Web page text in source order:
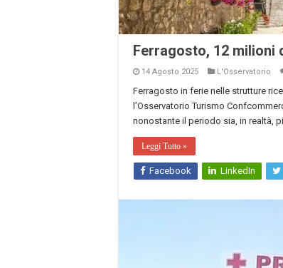
Ferragosto, 12 milioni
14 Agosto 2025 L'Osservatorio
Ferragosto in ferie nelle strutture
l’Osservatorio Turismo
nonostante il periodo sia, in realtà,
Leggi Tutto »
Facebook LinkedIn